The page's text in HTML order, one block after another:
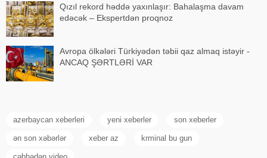
Qızıl rekord həddə yaxınlaşır: Bahalaşma davam
edəcək – Ekspertdən proqnoz
Avropa ölkələri Türkiyədən təbii qaz almaq istəyir -
ANCAQ ŞƏRTLƏRİ VAR
azerbaycan xeberleri yeni xeberler son xeberler
ən son xəbərlər xeber az krminal bu gun